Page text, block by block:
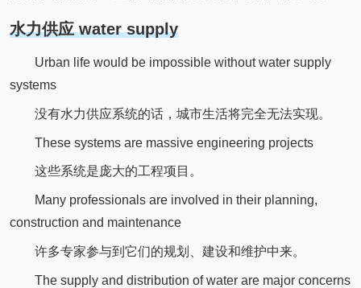
水力供应 water supply
Urban life would be impossible without water supply
systems
没有水力供应系统的话，城市生活将完全无法实现。
These systems are massive engineering projects
这些系统是庞大的工程项目。
Many professionals are involved in their planning,
construction and maintenance
许多专家参与到它们的规划、建设和维护中来。
The supply and distribution of water are major concerns